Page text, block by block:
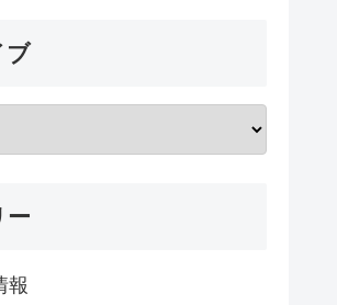
ブ
ー
報